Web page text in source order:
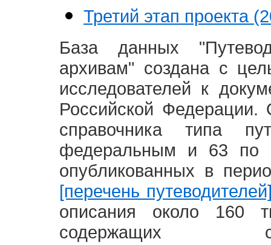
Третий этап проекта
База данных
архивам" создана с
исследователей к
Российской
справочника типа
федеральным и 63 по
опубликованных в
[перечень
описания около 160
содержащих